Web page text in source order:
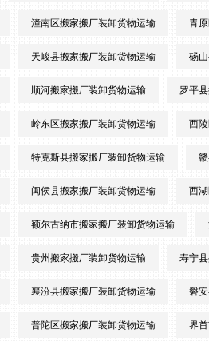
潼南区搬家搬厂装卸货物运输 青
天峻县搬家搬厂装卸货物运输 砀
顺河搬家搬厂装卸货物运输 罗平
岭东区搬家搬厂装卸货物运输 西
特克斯县搬家搬厂装卸货物运输
闽侯县搬家搬厂装卸货物运输 西
额尔古纳市搬家搬厂装卸货物运输
贵州搬家搬厂装卸货物运输 寿宁
襄汾县搬家搬厂装卸货物运输 磐
普陀区搬家搬厂装卸货物运输 界